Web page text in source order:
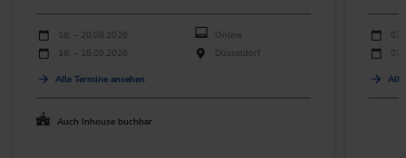
Durchführungen
Veranstaltungsdatum Veranstaltungsort
18. – 20.08.2026
Online
16. – 18.09.2026
Düsseldorf
Alle Termine ansehen
Auch Inhouse buchbar
Alle